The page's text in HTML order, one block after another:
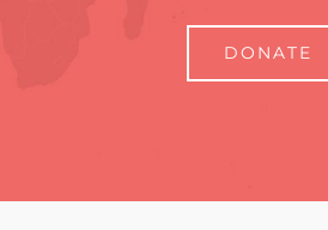
DONATE